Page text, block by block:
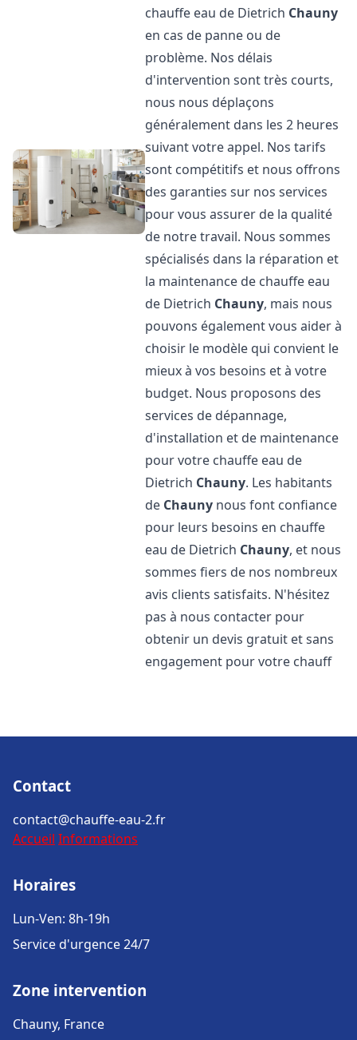
chauffe eau de Dietrich Chauny
en cas de panne ou de
problème. Nos délais
d'intervention sont très courts,
nous nous déplaçons
généralement dans les 2 heures
suivant votre appel. Nos tarifs
sont compétitifs et nous offrons
des garanties sur nos services
pour vous assurer de la qualité
de notre travail. Nous sommes
spécialisés dans la réparation et
la maintenance de chauffe eau
de Dietrich Chauny, mais nous
pouvons également vous aider à
choisir le modèle qui convient le
mieux à vos besoins et à votre
budget. Nous proposons des
services de dépannage,
d'installation et de maintenance
pour votre chauffe eau de
Dietrich Chauny. Les habitants
de Chauny nous font confiance
pour leurs besoins en chauffe
eau de Dietrich Chauny, et nous
sommes fiers de nos nombreux
avis clients satisfaits. N'hésitez
pas à nous contacter pour
obtenir un devis gratuit et sans
engagement pour votre chauff
Contact
contact@chauffe-eau-2.fr
Accueil Informations
Horaires
Lun-Ven: 8h-19h
Service d'urgence 24/7
Zone intervention
Chauny, France